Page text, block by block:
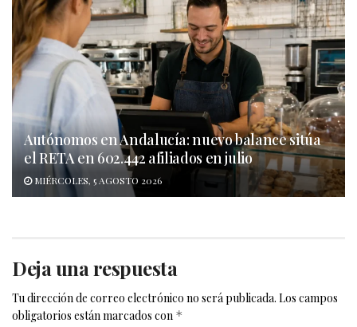
Autónomos en Andalucía: nuevo balance sitúa
el RETA en 602.442 afiliados en julio
MIÉRCOLES, 5 AGOSTO 2026
Deja una respuesta
Tu dirección de correo electrónico no será publicada. Los campos
obligatorios están marcados con *